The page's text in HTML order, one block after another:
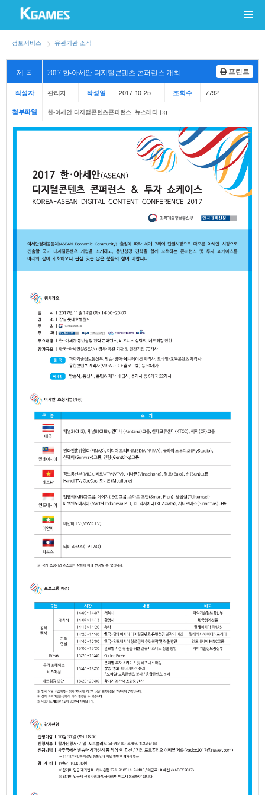
정보서비스 유관기관 소식
제 목 2017 한-아세안 디지털콘텐츠 콘퍼런스 개최 프린트
작성자 관리자 작성일 2017-10-25 조회수 7792
첨부파일 한-아세안 디지털콘텐츠콘퍼런스_뉴스레터.jpg